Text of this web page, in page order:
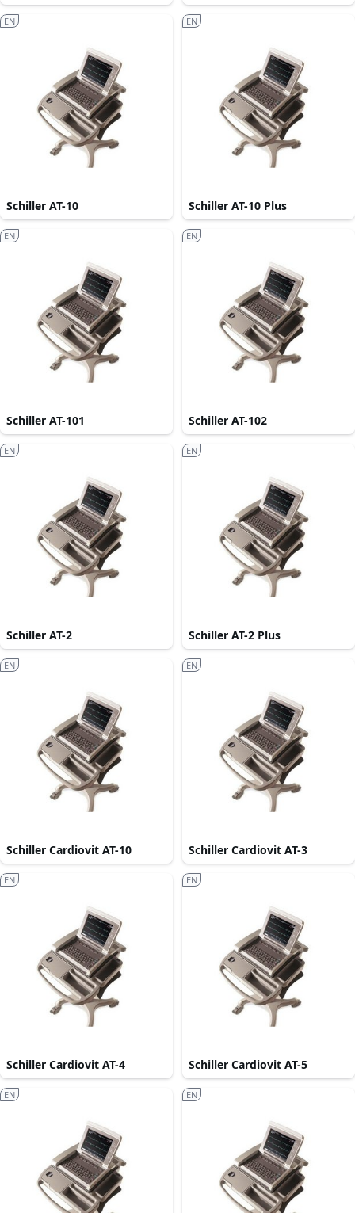
Schiller AT-10
EN
Schiller AT-10 Plus
EN
Schiller AT-101
EN
Schiller AT-102
EN
Schiller AT-2
EN
Schiller AT-2 Plus
EN
Schiller Cardiovit AT-10
EN
Schiller Cardiovit AT-3
EN
Schiller Cardiovit AT-4
EN
Schiller Cardiovit AT-5
EN
EN EN